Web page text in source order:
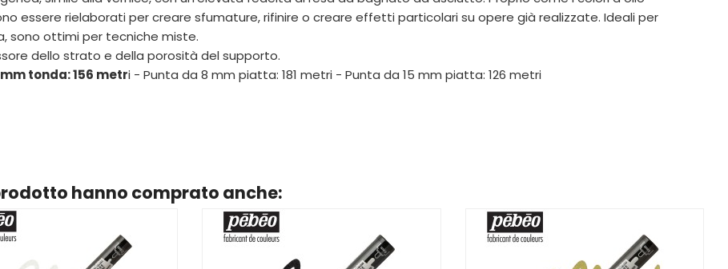
essere rielaborati per creare sfumature, rifinire o creare effetti particolari su opere già realizzate. Ideali per
sono ottimi per tecniche miste.
dello strato e della porosità del supporto.
tonda: 156 metri - Punta da 8 mm piatta: 181 metri - Punta da 15 mm piatta: 126 metri
hanno comprato anche: